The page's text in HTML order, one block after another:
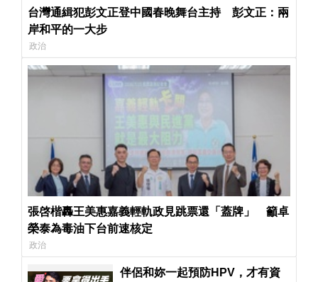
台灣通緝犯彭文正登中國春晚舞台主持 彭文正：兩
岸和平的一大步
政治
張啓楷轟王美惠嘉義輕軌政見跳票還「蓋牌」 籲卓
榮泰為毒油下台前速核定
政治
伴侶和妳一起預防HPV，才有資